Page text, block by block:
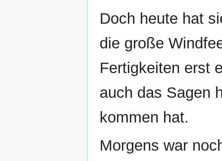
Doch heute hat
die große
Fertigkeiten erst
auch das Sagen
kommen hat.
Morgens war